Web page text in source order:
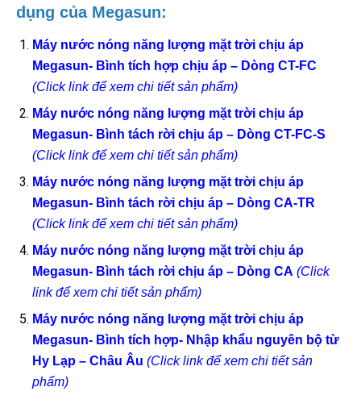
dụng của Megasun:
Máy nước nóng năng lượng mặt trời chịu áp
Megasun- Bình tích hợp chịu áp – Dòng CT-FC
(Click link để xem chi tiết sản phẩm)
Máy nước nóng năng lượng mặt trời chịu áp
Megasun- Bình tách rời chịu áp – Dòng CT-FC-S
(Click link để xem chi tiết sản phẩm)
Máy nước nóng năng lượng mặt trời chịu áp
Megasun- Bình tách rời chịu áp – Dòng CA-TR
(Click link để xem chi tiết sản phẩm)
Máy nước nóng năng lượng mặt trời chịu áp
Megasun- Bình tách rời chịu áp – Dòng CA (Click
link để xem chi tiết sản phẩm)
Máy nước nóng năng lượng mặt trời chịu áp
Megasun- Bình tích hợp- Nhập khẩu nguyên bộ từ
Hy Lạp – Châu Âu (Click link để xem chi tiết sản
phẩm)